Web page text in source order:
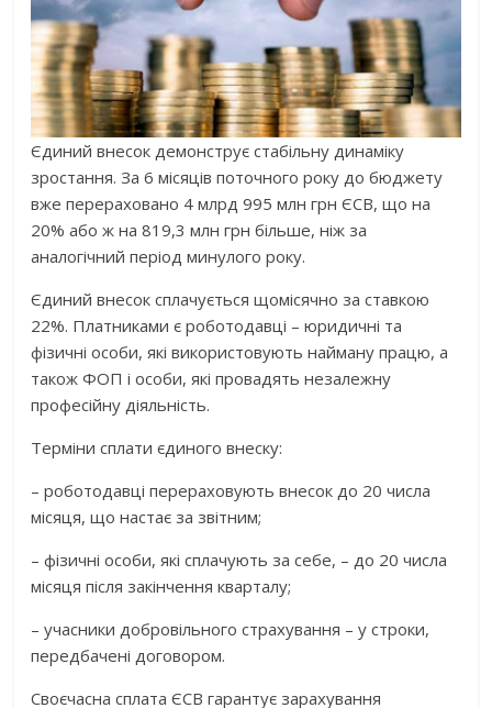
Єдиний внесок демонструє стабільну динаміку
зростання. За 6 місяців поточного року до бюджету
вже перераховано 4 млрд 995 млн грн ЄСВ, що на
20% або ж на 819,3 млн грн більше, ніж за
аналогічний період минулого року.
Єдиний внесок сплачується щомісячно за ставкою
22%. Платниками є роботодавці – юридичні та
фізичні особи, які використовують найману працю, а
також ФОП і особи, які провадять незалежну
професійну діяльність.
Терміни сплати єдиного внеску:
– роботодавці перераховують внесок до 20 числа
місяця, що настає за звітним;
– фізичні особи, які сплачують за себе, – до 20 числа
місяця після закінчення кварталу;
– учасники добровільного страхування – у строки,
передбачені договором.
Своєчасна сплата ЄСВ гарантує зарахування